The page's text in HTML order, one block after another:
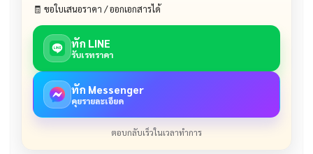
🧾 ขอใบเสนอราคา / ออกเอกสารได้
ทัก LINE
รับเรทราคา
ทัก Messenger
คุยรายละเอียด
ตอบกลับเร็วในเวลาทำการ